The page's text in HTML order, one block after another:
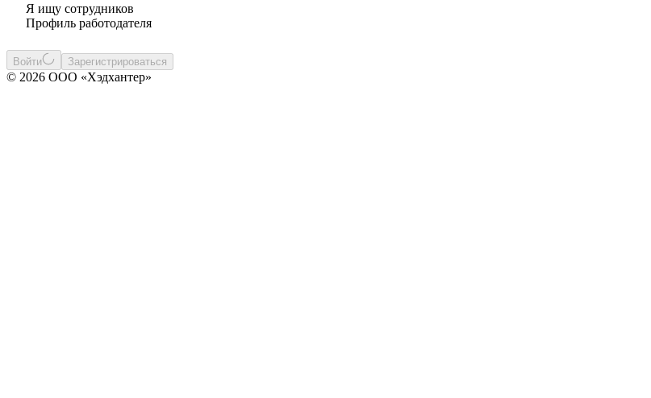
Я ищу сотрудников
Профиль работодателя
Войти Зарегистрироваться
© 2026 ООО «Хэдхантер»